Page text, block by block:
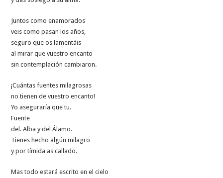
Juntos como enamorados
veis como pasan los años,
seguro que os lamentáis
al mirar que vuestro encanto
sin contemplación cambiaron.
¡Cuántas fuentes milagrosas
no tienen de vuestro encanto!
Yo aseguraría que tu.
Fuente
del. Alba y del Álamo.
Tienes hecho algún milagro
y por tímida as callado.
Mas todo estará escrito en el cielo